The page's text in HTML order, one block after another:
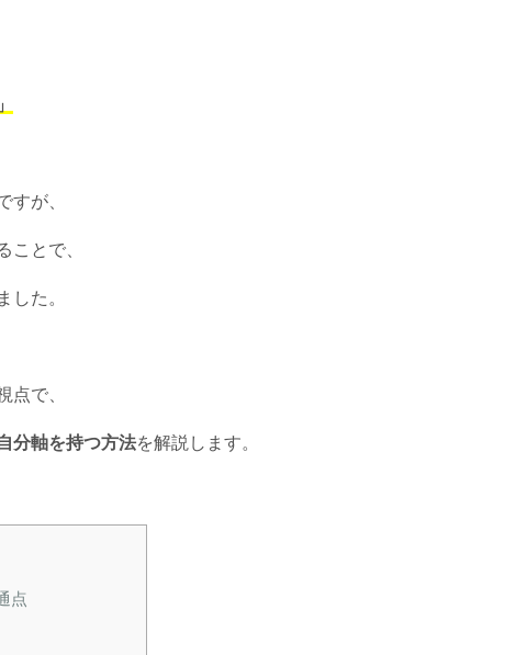
すが、
ことで、
した。
点で、
分軸を持つ方法を解説します。
点